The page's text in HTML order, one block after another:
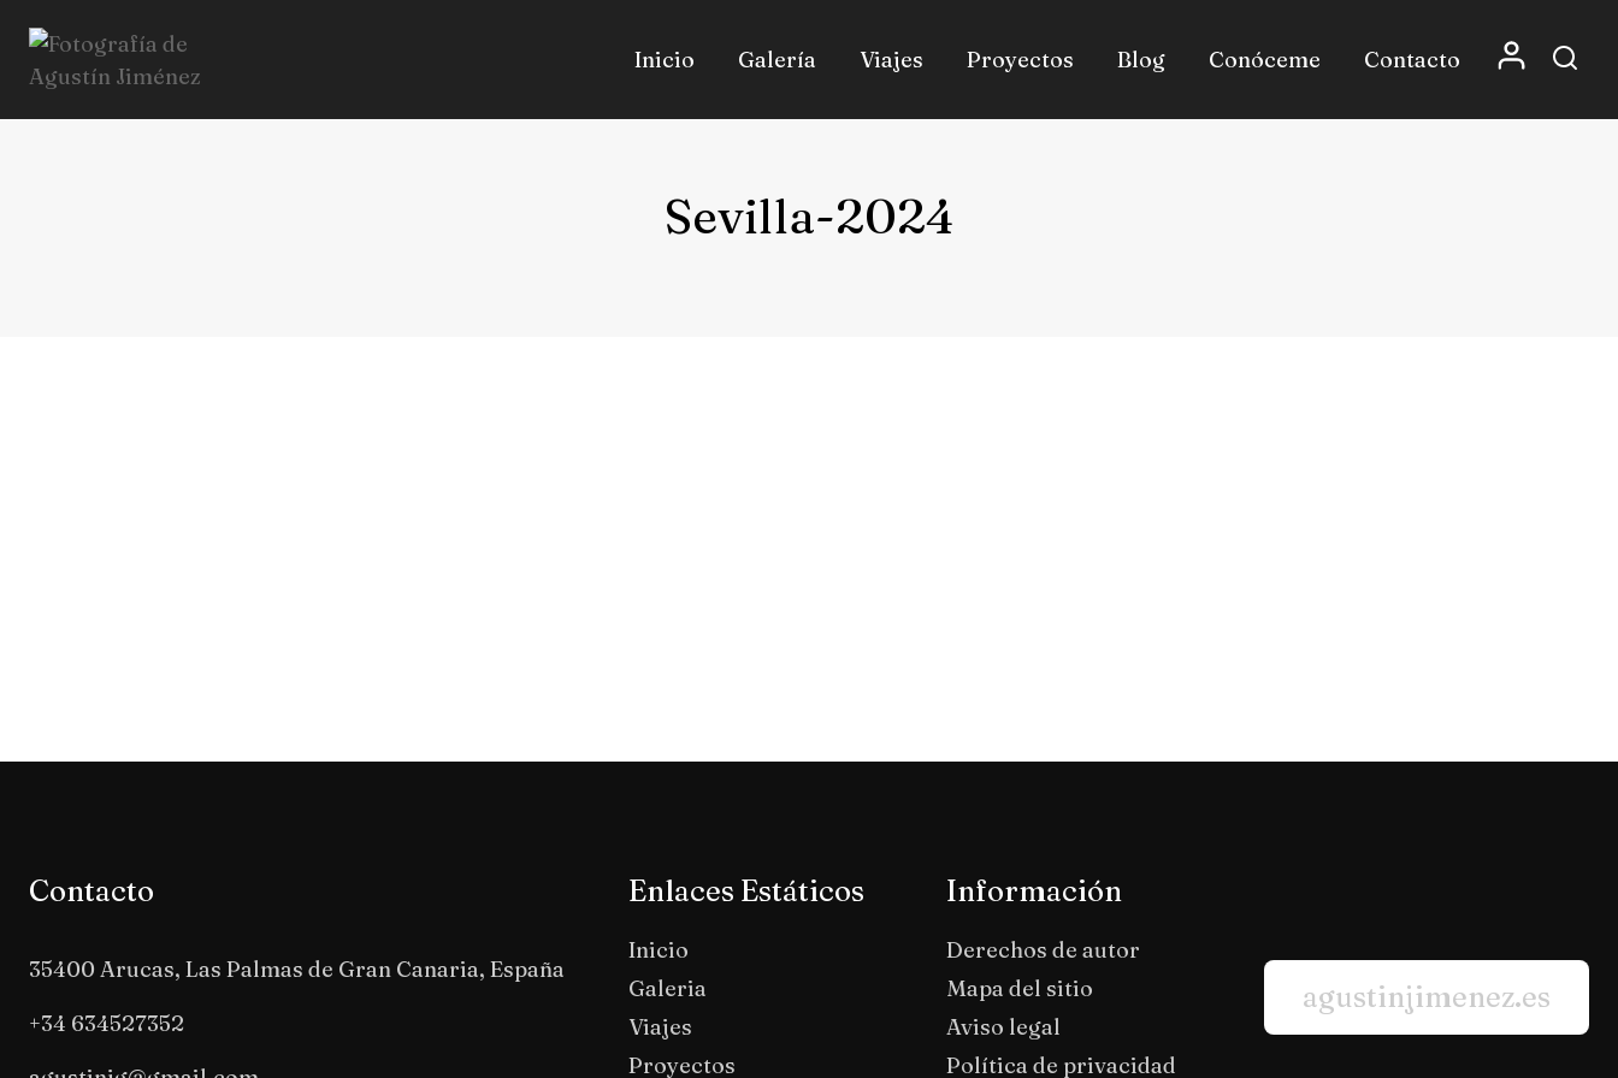
Inicio Galería Viajes Proyectos Blog Conóceme Contacto
Sevilla-2024
Contacto
35400 Arucas, Las Palmas de Gran Canaria, España
+34 634527352
Enlaces Estáticos
Inicio
Galeria
Viajes
Proyectos
Información
Derechos de autor
Mapa del sitio
Aviso legal
Política de privacidad
agustinjimenez.es